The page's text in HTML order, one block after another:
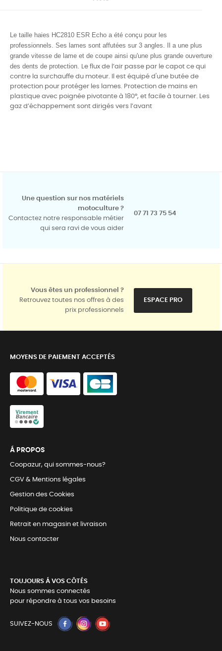
Le taille haies HC2810 ESR Echo a été conçu pour les
professionnels. Ses lames sont affutées sur 3 angles. Il a une plus
grande vitesse de lame et de coupe ainsi qu'une plus grande ouverture
des dents de protection.
Le flux de l’air passe par le capot ce qui
contre la surchauffe du moteur. Il est équipé d'une butée de
protection pour protéger les lames. Protection de mains en
plastique avec poignée pivotante à 180°, et facile à tourner. Les
gaz d’échappement sont dirigés vers l’avant
Une question sur nos matériels
motoculture ?
Contactez notre responsable métier
qui sera ravi de vous aider
07 71 73 75 54
Vous êtes un professionnel ?
Retrouvez toutes nos offres à des
prix professionnels
ESPACE PRO
MOYENS DE PAIEMENT ACCEPTÉS
Á PROPOS
Coopazur, qui sommes-nous?
CGV & Mentions légales
Gestion des Cookies
Politique de cookies
Retrait en magasin et livraison
Nous contacter
TOUJOURS Á VOS CÔTÉS
Nous sommes connectés
pour répondre à tous vos besoins
SUIVEZ-NOUS